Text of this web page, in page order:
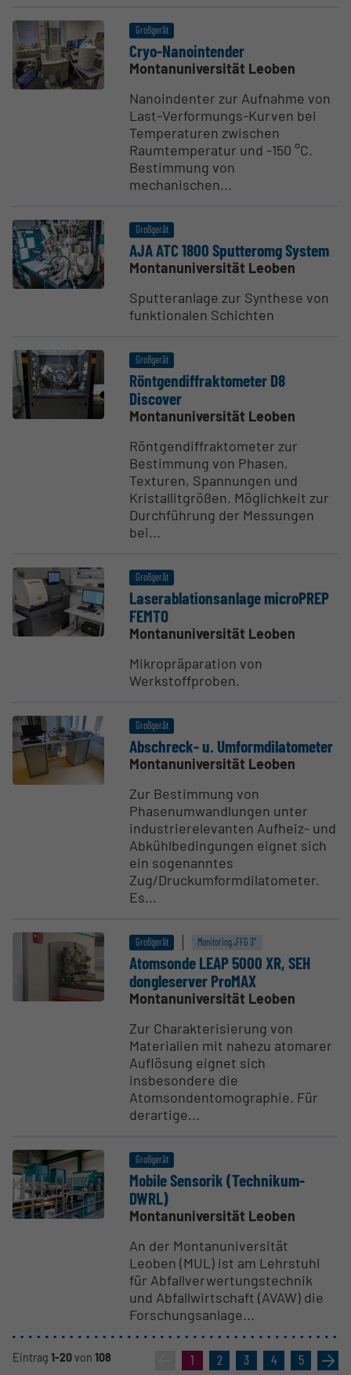
Großgerät
Cryo-Nanoin­tender
Montanuniversität Leoben
Nanoindenter zur Aufnahme von
Last-Verformungs-Kurven bei
Temperaturen zwischen
Raumtemperatur und -150 °C.
Bestimmung von
mechanischen...
Großgerät
AJA ATC 1800 Sputteromg System
Montanuniversität Leoben
Sputteranlage zur Synthese von
funktionalen Schichten
Großgerät
Röntgen­dif­frak­to­meter D8
Discover
Montanuniversität Leoben
Röntgendiffraktometer zur
Bestimmung von Phasen,
Texturen, Spannungen und
Kristallitgrößen. Möglichkeit zur
Durchführung der Messungen
bei...
Großgerät
Laser­abla­ti­ons­anlage microPREP
FEMTO
Montanuniversität Leoben
Mikropräparation von
Werkstoffproben.
Großgerät
Abschreck- u. Umform­di­la­to­meter
Montanuniversität Leoben
Zur Bestimmung von
Phasenumwandlungen unter
industrierelevanten Aufheiz- und
Abkühlbedingungen eignet sich
ein sogenanntes
Zug/Druckumformdilatometer.
Es...
Großgerät Monitoring „FFG 3“
Atomsonde LEAP 5000 XR, SEH
dongle­server ProMAX
Montanuniversität Leoben
Zur Charakterisierung von
Materialien mit nahezu atomarer
Auflösung eignet sich
insbesondere die
Atomsondentomographie. Für
derartige...
Großgerät
Mobile Sensorik (Technikum-
DWRL)
Montanuniversität Leoben
An der Montanuniversität
Leoben (MUL) ist am Lehrstuhl
für Abfallverwertungstechnik
und Abfallwirtschaft (AVAW) die
Forschungsanlage...
Eintrag 1-20von 108 1 2 3 4 5 »